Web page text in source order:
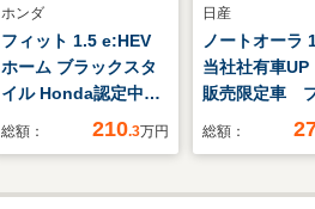
ホンダ
フィット 1.5 e:HEV
ホーム ブラックスタ
イル Honda認定中古
車 修復歴なし
正大画面ナビ バック
総額： 210.3万円
日産
ノートオーラ
当社社有車
販売限定車
ロット ドラ
ニター
総額：